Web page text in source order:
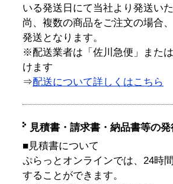
いる発送日にて当社より発送い
尚、複数の商品をご注文の場合
発送となります。
※配送業者は「佐川急便」また
けます
⇒配送について詳しくはこちら
見積書・請求書・納品書等の
■見積書について
ぷらっとオンラインでは、24時
することができます。